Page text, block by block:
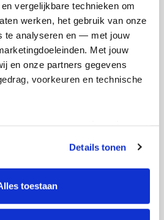
vergelijkbare technieken om
werken, het gebruik van onze
te analyseren en — met jouw
Met jouw
en onze partners gegevens
voorkeuren en technische
op elk moment wijzigen of
onderaan de pagina. De
in het tabblad “details”.
Details tonen
toestaan
My Goal
€500